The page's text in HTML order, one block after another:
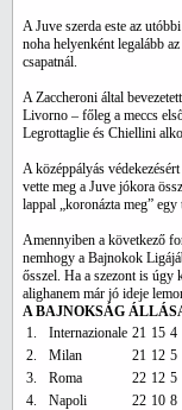
A Juve szerda este az
noha helyenként legalább
csapatnál.
A Zaccheroni által
Livorno – főleg a meccs
Legrottaglie és Chiellini
A középpályás
vette meg a Juve jókora
lappal „koronázta meg”
Amennyiben a következő
nemhogy a Bajnokok
ősszel. Ha a szezont is úgy
alighanem már jó ideje
A BAJNOKSÁG
1.
Internazionale 21 15 4
2.
Milan 21 12 5
3.
Roma 22 12 5
4.
Napoli 22 10 8